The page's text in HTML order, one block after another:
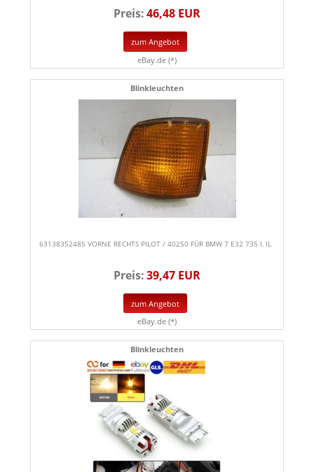
Preis:46,48 EUR
zum Angebot
eBay.de (*)
Blinkleuchten
63138352485 VORNE RECHTS PILOT / 40250 FÜR BMW 7 E32 735 I, IL
Preis:39,47 EUR
zum Angebot
eBay.de (*)
Blinkleuchten